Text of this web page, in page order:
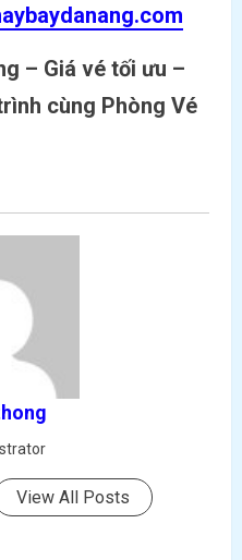
– Giá vé tối ưu –
cùng Phòng Vé
View All Posts